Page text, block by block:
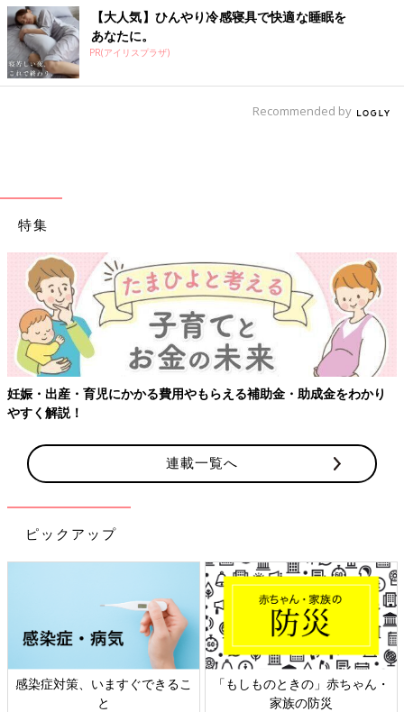
【大人気】ひんやり冷感寝具で快適な睡眠を
あなたに。
PR(アイリスプラザ)
Recommended by
特集
【ワクチン接種できるものも】妊婦の感染症対策、知っておいて！
連載一覧へ
ピックアップ
日本外来小児科学会リーフレッ
ト検討会
六星占術 細木かおりさんの人生
相談